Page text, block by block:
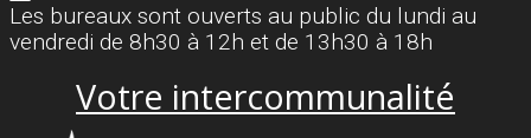
Les bureaux sont ouverts au public du lundi au
vendredi de 8h30 à 12h et de 13h30 à 18h
Votre intercommunalité